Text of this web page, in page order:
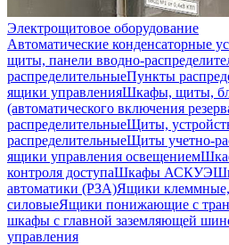
Электрощитовое оборудование
Автоматические конденсаторные
щиты, панели вводно-
распределительныеПункты
ящики управленияШкафы, щиты,
(автоматического включения
распределительныеЩиты,
распределительныеЩиты учетно-
ящики управления освещением
контроля доступаШкафы АСКУЭ
автоматики (РЗА)Ящики клеммные,
силовыеЯщики понижающие с
шкафы с главной заземляющей
управления